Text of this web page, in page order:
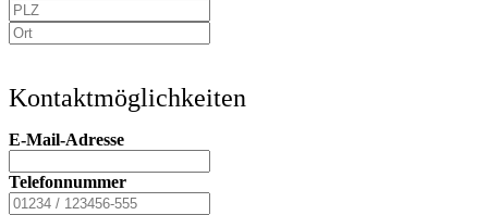
Kontaktmöglichkeiten
E-Mail-Adresse
Telefonnummer